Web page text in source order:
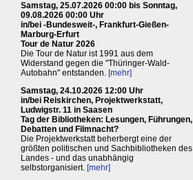
Samstag, 25.07.2026 00:00 bis Sonntag,
09.08.2026 00:00 Uhr
in/bei -Bundesweit-, Frankfurt-Gießen-
Marburg-Erfurt
Tour de Natur 2026
Die Tour de Natur ist 1991 aus dem
Widerstand gegen die "Thüringer-Wald-
Autobahn" entstanden. [mehr]
Samstag, 24.10.2026 12:00 Uhr
in/bei Reiskirchen, Projektwerkstatt,
Ludwigstr. 11 in Saasen
Tag der Bibliotheken: Lesungen, Führungen,
Debatten und Filmnacht?
Die Projektwerkstatt beherbergt eine der
größten politischen und Sachbibliotheken des
Landes - und das unabhängig
selbstorganisiert. [mehr]